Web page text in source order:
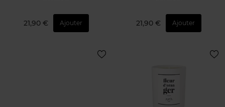
21,90 € Ajouter 21,90 € Ajouter